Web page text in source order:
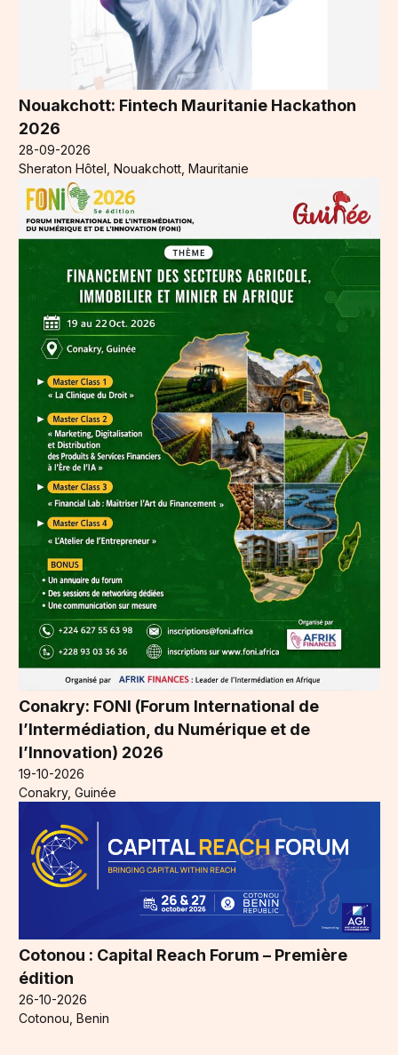
Nouakchott: Fintech Mauritanie Hackathon
2026
28-09-2026
Sheraton Hôtel, Nouakchott, Mauritanie
Conakry: FONI (Forum International de
l’Intermédiation, du Numérique et de
l’Innovation) 2026
19-10-2026
Conakry, Guinée
Cotonou : Capital Reach Forum – Première
édition
26-10-2026
Cotonou, Benin